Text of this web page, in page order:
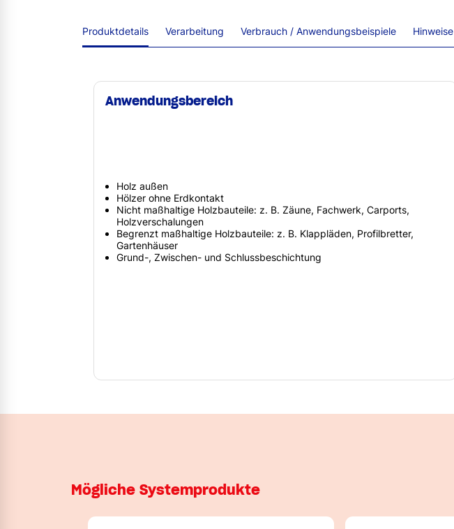
Produktdetails Verarbeitung Verbrauch / Anwendungsbeispiele Hinweise
Anwendungsbereich
Holz außen
Hölzer ohne Erdkontakt
Nicht maßhaltige Holzbauteile: z. B. Zäune, Fachwerk, Carports,
Holzverschalungen
Begrenzt maßhaltige Holzbauteile: z. B. Klappläden, Profilbretter,
Gartenhäuser
Grund-, Zwischen- und Schlussbeschichtung
Mögliche Systemprodukte